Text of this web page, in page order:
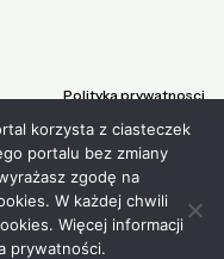
Polityka prywatnosci
Lista partnerów
korzysta z ciasteczek
portalu bez zmiany
zgodę na
W każdej chwili
Więcej informacji
prywatności.